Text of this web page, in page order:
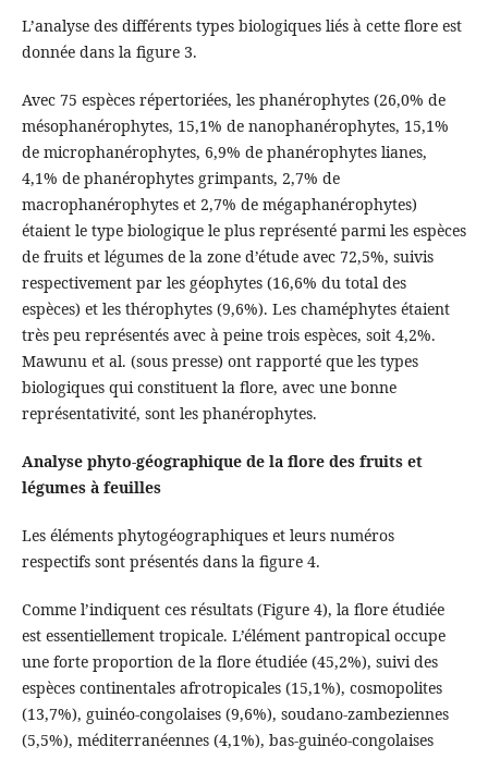
L’analyse des différents types biologiques liés à cette flore est
donnée dans la figure 3.
Avec 75 espèces répertoriées, les phanérophytes (26,0% de
mésophanérophytes, 15,1% de nanophanérophytes, 15,1%
de microphanérophytes, 6,9% de phanérophytes lianes,
4,1% de phanérophytes grimpants, 2,7% de
macrophanérophytes et 2,7% de mégaphanérophytes)
étaient le type biologique le plus représenté parmi les espèces
de fruits et légumes de la zone d’étude avec 72,5%, suivis
respectivement par les géophytes (16,6% du total des
espèces) et les thérophytes (9,6%). Les chaméphytes étaient
très peu représentés avec à peine trois espèces, soit 4,2%.
Mawunu et al. (sous presse) ont rapporté que les types
biologiques qui constituent la flore, avec une bonne
représentativité, sont les phanérophytes.
Analyse phyto-géographique de la flore des fruits et
légumes à feuilles
Les éléments phytogéographiques et leurs numéros
respectifs sont présentés dans la figure 4.
Comme l’indiquent ces résultats (Figure 4), la flore étudiée
est essentiellement tropicale. L’élément pantropical occupe
une forte proportion de la flore étudiée (45,2%), suivi des
espèces continentales afrotropicales (15,1%), cosmopolites
(13,7%), guinéo-congolaises (9,6%), soudano-zambeziennes
(5,5%), méditerranéennes (4,1%), bas-guinéo-congolaises